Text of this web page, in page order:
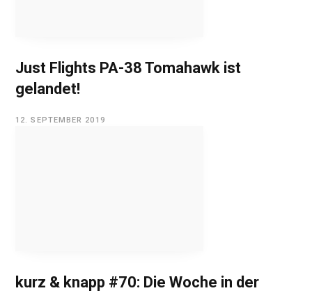
Just Flights PA-38 Tomahawk ist
gelandet!
12. SEPTEMBER 2019
kurz & knapp #70: Die Woche in der